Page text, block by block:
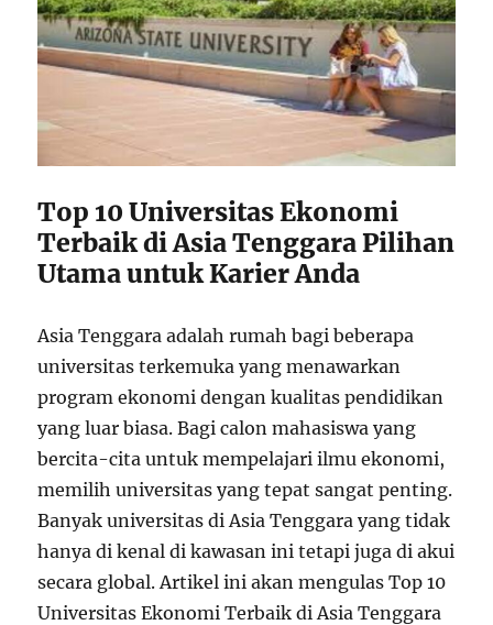
Top 10 Universitas Ekonomi
Terbaik di Asia Tenggara Pilihan
Utama untuk Karier Anda
Asia Tenggara adalah rumah bagi beberapa
universitas terkemuka yang menawarkan
program ekonomi dengan kualitas pendidikan
yang luar biasa. Bagi calon mahasiswa yang
bercita-cita untuk mempelajari ilmu ekonomi,
memilih universitas yang tepat sangat penting.
Banyak universitas di Asia Tenggara yang tidak
hanya di kenal di kawasan ini tetapi juga di akui
secara global. Artikel ini akan mengulas Top 10
Universitas Ekonomi Terbaik di Asia Tenggara